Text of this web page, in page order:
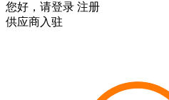
您好，请登录 注册
供应商入驻